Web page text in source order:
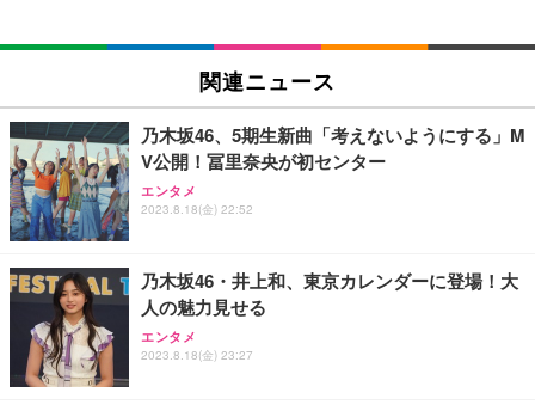
SIHOO B100 オフィスチェア／デスクチェア メッシ
ュチェア 人間工学 疲れない ブラック
￥27,999
Sezlife オフィスチェア デスクチェア 疲れない テレ
ワーク チェア 強化バックレスト 30度ロッキング機
能 人間工学 椅子 腰サポート 90度跳ね上げ式アーム
務用 おしゃれ パソコンチェア (ブラック)
Sezlife オフィスチェア デスクチェア 疲れない テレ
ワーク チェア 強化バックレスト 30度ロッキング機
能 人間工学 椅子 腰サポート 90度跳ね上げ式アーム
EIZO ビジネス向けプレミアムモニター | FlexScan
￥109,572
【純正品】27"ゲーミングモニター DualSense 充電
フック付き（CFI-ZDM1J）
【整備済み品】Dell E2724HS 27インチ 液晶モニタ
ー フルHD（1920×1080）VA 非光沢 HDMI/DisplayP
ort/VGA スピーカー内蔵 高さ調整 スイベル VESA対
Amazonベーシック ペットシーツ 厚型 ワイド 42枚
x2袋(84枚) ホワイト(吸収面:ライトブルー)
￥3,234
ネオ・ルーライフ ネオ・オムツ L 中型犬用 26枚入
り 単品
Smart Basic(スマートベーシック) 【Amazon.co.jp
限定】 Smart Basic アイリスオーヤマ ペットシーツ
超厚型 お徳用 ワイド 100枚入 (x 1) (ケース販売)
関連ニュース
乃木坂46、5期生新曲「考えないようにする」M
V公開！冨里奈央が初センター
エンタメ
2023.8.18(金) 22:52
乃木坂46・井上和、東京カレンダーに登場！大
人の魅力見せる
エンタメ
2023.8.18(金) 23:27